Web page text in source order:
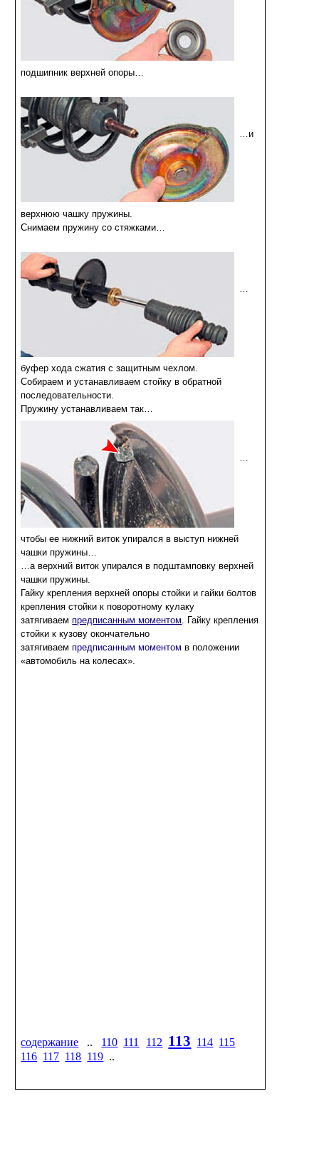
подшипник верхней опоры…
…и
верхнюю чашку пружины.
Снимаем пружину со стяжками…
…
буфер хода сжатия с защитным чехлом.
Собираем и устанавливаем стойку в обратной
последовательности.
Пружину устанавливаем так…
чтобы ее нижний виток упирался в выступ нижней
чашки пружины…
…а верхний виток упирался в подштамповку верхней
чашки пружины.
Гайку крепления верхней опоры стойки и гайки болтов
крепления стойки к поворотному кулаку
затягиваем предписанным моментом. Гайку крепления
стойки к кузову окончательно
затягиваем предписанным моментом в положении
«автомобиль на колесах».
содержание .. 110 111 112 113 114 115
116 117 118 119 ..